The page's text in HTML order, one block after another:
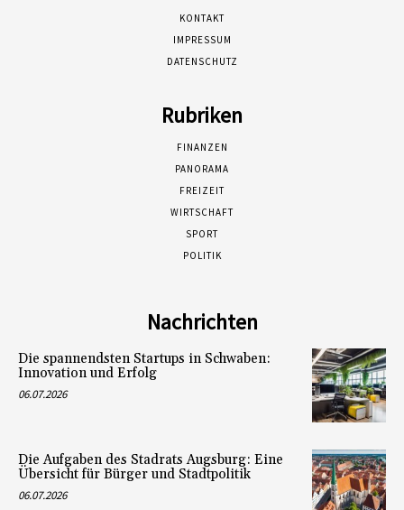
KONTAKT
IMPRESSUM
DATENSCHUTZ
Rubriken
FINANZEN
PANORAMA
FREIZEIT
WIRTSCHAFT
SPORT
POLITIK
Nachrichten
Die spannendsten Startups in Schwaben:
Innovation und Erfolg
06.07.2026
Die Aufgaben des Stadrats Augsburg: Eine
Übersicht für Bürger und Stadtpolitik
06.07.2026